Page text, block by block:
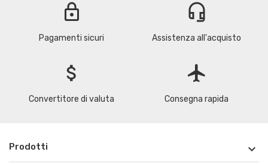
lock
Pagamenti sicuri
headset_mic
Assistenza all'acquisto
attach_money
Convertitore di valuta
flight
Consegna rapida
Prodotti 